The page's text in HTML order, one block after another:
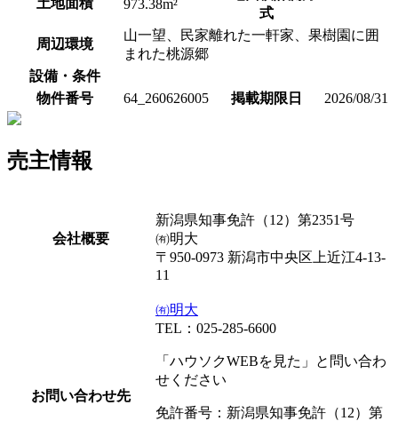
土地面積 973.38m²
式
周辺環境
山一望、民家離れた一軒家、果樹園に囲
まれた桃源郷
設備・条件
物件番号
64_260626005 掲載期限日 2026/08/31
売主情報
会社概要
新潟県知事免許（12）第2351号
㈲明大
〒950-0973 新潟市中央区上近江4-13-
11
お問い合わせ先
㈲明大
TEL：025-285-6600
「ハウソクWEBを見た」と問い合わ
せください
免許番号：新潟県知事免許（12）第